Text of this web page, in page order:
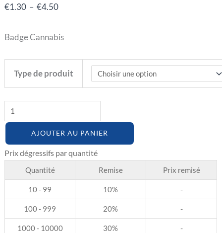
€1.30 – €4.50
Badge Cannabis
Type de produit
AJOUTER AU PANIER
Quantité Remise Prix remisé
10 - 99 10% -
100 - 999 20% -
1000 - 10000 30% -